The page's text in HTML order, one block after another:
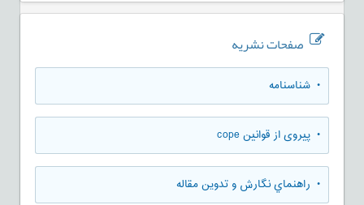
صفحات نشریه
• شناسنامه
• پیروی از قوانین cope
• راهنماي نگارش و تدوين مقاله